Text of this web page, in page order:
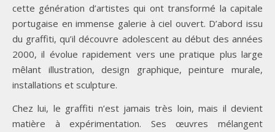
cette génération d’artistes qui ont transformé la capitale
portugaise en immense galerie à ciel ouvert. D’abord issu
du graffiti, qu’il découvre adolescent au début des années
2000, il évolue rapidement vers une pratique plus large
mêlant illustration, design graphique, peinture murale,
installations et sculpture.
Chez lui, le graffiti n’est jamais très loin, mais il devient
matière à expérimentation. Ses œuvres mélangent